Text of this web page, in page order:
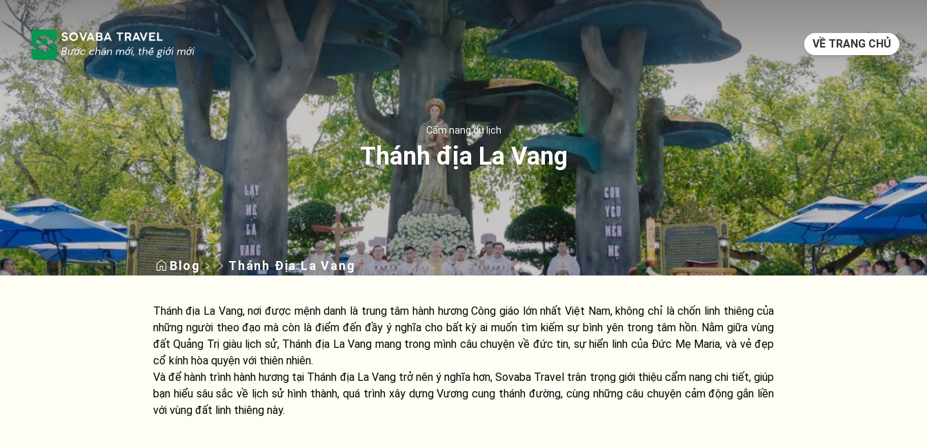
VỀ TRANG CHỦ
Cẩm nang du lịch
Thánh địa La Vang
Blog Thánh Địa La Vang
Thánh địa La Vang, nơi được mệnh danh là trung tâm hành hương Công giáo lớn nhất Việt Nam, không chỉ là chốn linh thiêng của
những người theo đạo mà còn là điểm đến đầy ý nghĩa cho bất kỳ ai muốn tìm kiếm sự bình yên trong tâm hồn. Nằm giữa vùng
đất Quảng Trị giàu lịch sử, Thánh địa La Vang mang trong mình câu chuyện về đức tin, sự hiển linh của Đức Mẹ Maria, và vẻ đẹp
cổ kính hòa quyện với thiên nhiên.
Và để hành trình hành hương tại Thánh địa La Vang trở nên ý nghĩa hơn, Sovaba Travel trân trọng giới thiệu cẩm nang chi tiết, giúp
bạn hiểu sâu sắc về lịch sử hình thành, quá trình xây dựng Vương cung thánh đường, cùng những câu chuyện cảm động gắn liền
với vùng đất linh thiêng này.